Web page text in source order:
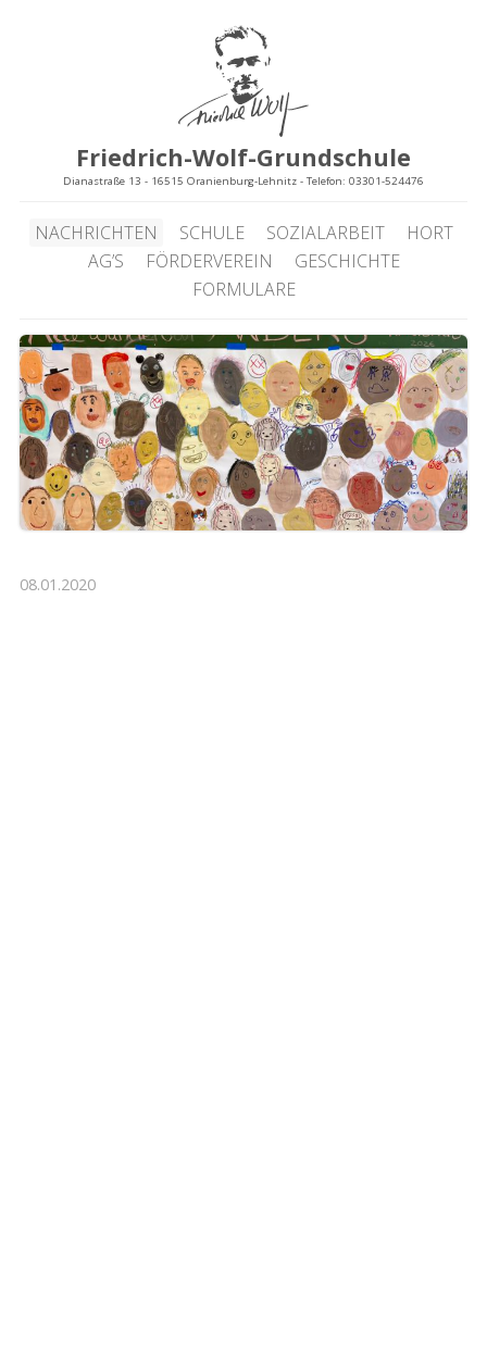
Friedrich-Wolf-Grundschule
Dianastraße 13 - 16515 Oranienburg-Lehnitz - Telefon: 03301-524476
NACHRICHTEN SCHULE SOZIALARBEIT
HORT
AG’S
FÖRDERVEREIN
GESCHICHTE
FORMULARE
08.01.2020